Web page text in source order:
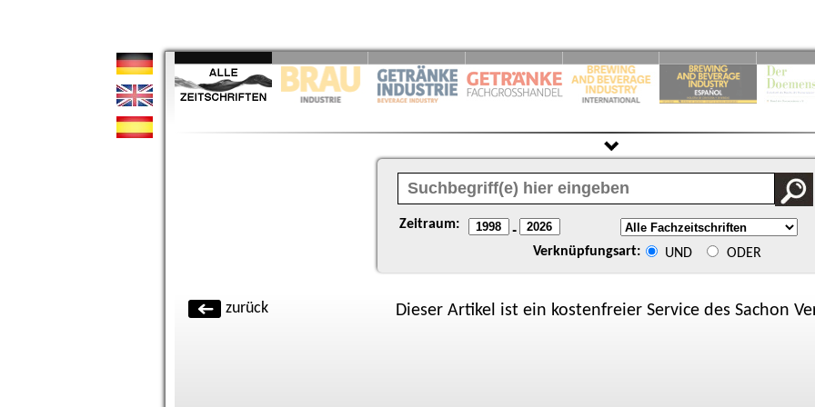
Zeitraum: -
Verknüpfungsart: UND ODER
zurück Dieser Artikel ist ein kostenfreier Service des Sachon